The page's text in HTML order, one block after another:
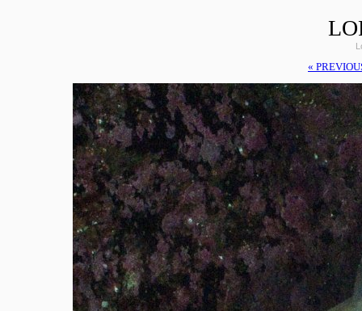
«